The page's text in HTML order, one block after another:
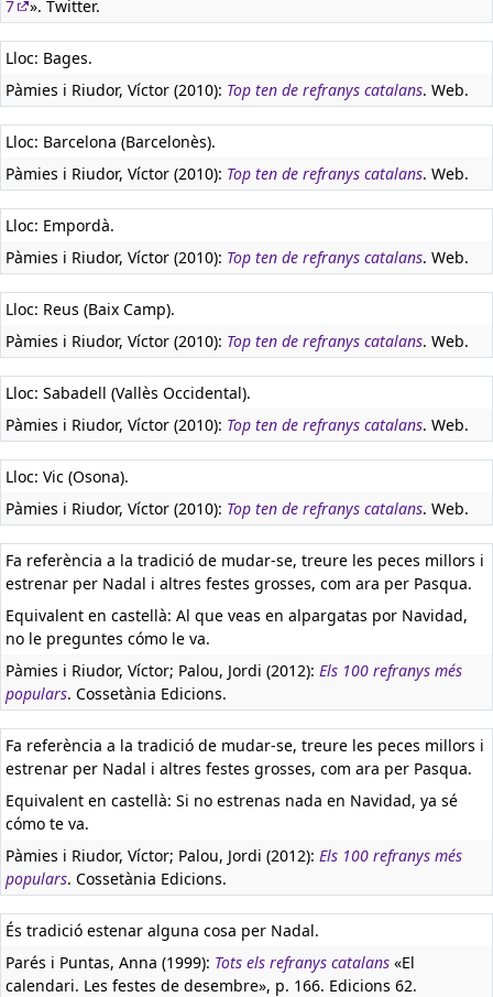
7 ». Twitter.
Lloc: Bages.
Pàmies i Riudor, Víctor (2010): Top ten de refranys catalans. Web.
Lloc: Barcelona (Barcelonès).
Pàmies i Riudor, Víctor (2010): Top ten de refranys catalans. Web.
Lloc: Empordà.
Pàmies i Riudor, Víctor (2010): Top ten de refranys catalans. Web.
Lloc: Reus (Baix Camp).
Pàmies i Riudor, Víctor (2010): Top ten de refranys catalans. Web.
Lloc: Sabadell (Vallès Occidental).
Pàmies i Riudor, Víctor (2010): Top ten de refranys catalans. Web.
Lloc: Vic (Osona).
Pàmies i Riudor, Víctor (2010): Top ten de refranys catalans. Web.
Fa referència a la tradició de mudar-se, treure les peces millors i
estrenar per Nadal i altres festes grosses, com ara per Pasqua.
Equivalent en castellà: Al que veas en alpargatas por Navidad,
no le preguntes cómo le va.
Pàmies i Riudor, Víctor; Palou, Jordi (2012): Els 100 refranys més
populars. Cossetània Edicions.
Fa referència a la tradició de mudar-se, treure les peces millors i
estrenar per Nadal i altres festes grosses, com ara per Pasqua.
Equivalent en castellà: Si no estrenas nada en Navidad, ya sé
cómo te va.
Pàmies i Riudor, Víctor; Palou, Jordi (2012): Els 100 refranys més
populars. Cossetània Edicions.
És tradició estenar alguna cosa per Nadal.
Parés i Puntas, Anna (1999): Tots els refranys catalans «El
calendari. Les festes de desembre», p. 166. Edicions 62.